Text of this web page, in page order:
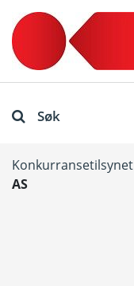
Søk
Konkurransetilsynet
AS